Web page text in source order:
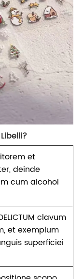
et
deinde
cum alcohol
clavum
et exemplum
superficiei